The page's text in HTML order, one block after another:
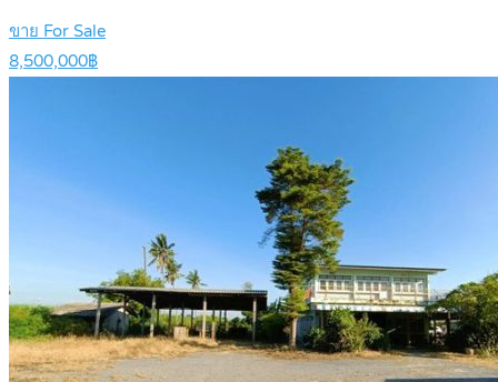
ขาย For Sale
8,500,000฿